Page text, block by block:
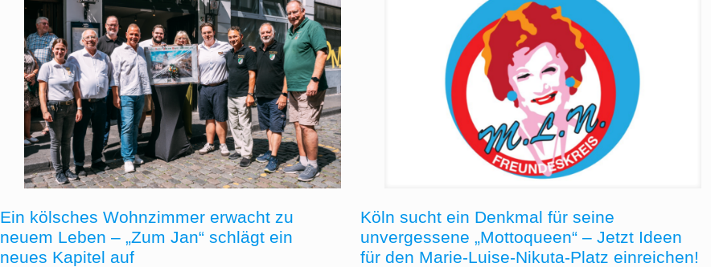
Ein kölsches Wohnzimmer erwacht zu
neuem Leben – „Zum Jan“ schlägt ein
neues Kapitel auf
Köln sucht ein Denkmal für seine
unvergessene „Mottoqueen“ – Jetzt Ideen
für den Marie-Luise-Nikuta-Platz einreichen!